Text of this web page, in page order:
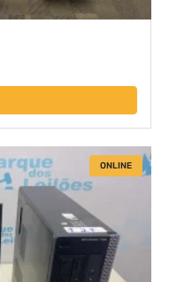
ONLINE